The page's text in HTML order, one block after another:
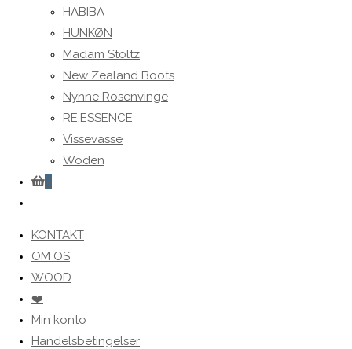
HABIBA
HUNKØN
Madam Stoltz
New Zealand Boots
Nynne Rosenvinge
RE.ESSENCE
Vissevasse
Woden
0
search
KONTAKT
OM OS
WOOD
❤️
Min konto
Handelsbetingelser